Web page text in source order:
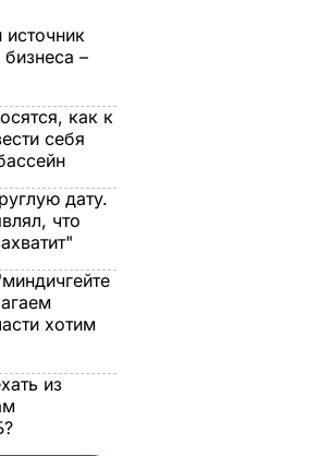
источник
–
как к
себя
дату.
что
хотим
из